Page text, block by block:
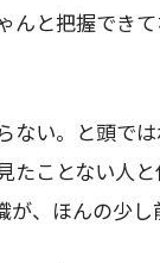
んと把握でき
ない。と頭で
たことない人
が、ほんの少